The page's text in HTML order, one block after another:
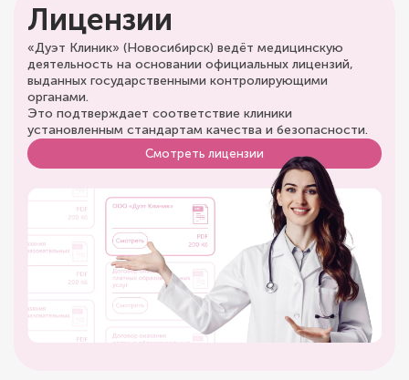
Лицензии
«Дуэт Клиник» (Новосибирск) ведёт медицинскую
деятельность на основании официальных лицензий,
выданных государственными контролирующими
органами.
Это подтверждает соответствие клиники
установленным стандартам качества и безопасности.
Смотреть лицензии